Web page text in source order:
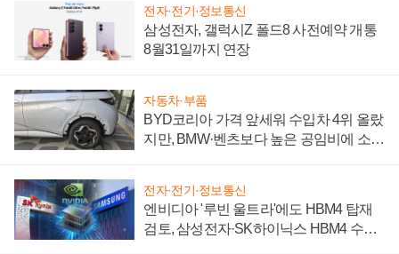
전자·전기·정보통신
삼성전자, 갤럭시Z 폴드8 사전예약 개통
8월31일까지 연장
자동차·부품
BYD코리아 가격 앞세워 수입차 4위 올랐
지만, BMW·벤츠보다 높은 공임비에 소비
전자·전기·정보통신
엔비디아 '루빈 울트라'에도 HBM4 탑재
검토, 삼성전자·SK하이닉스 HBM4 수율